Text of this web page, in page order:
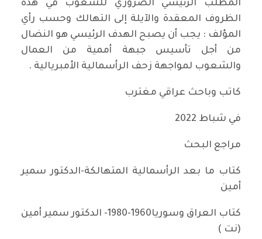
المطلب الرئيسي الضروري للشعوب في هذه
الظروف المعقدة والآيلة إلى التهالك وحسب رأي
المؤلف : يجب أن يصبح الهدف الرئيسي هو النضال
من أجل تأسيس جبهة أممية من العمال
والشعوب لمواجهة زحف الرأسمالية الأمبريالية .
كاتب وباحث عراقي مغترب
في شباط 2022
مراجع البحث
كتاب ما بعد الرأسمالية المتهالكة-الدكتور سمير
أمين
كتاب العراق وسوريا1960-1980- الدكتور سمير أمين
(نت )